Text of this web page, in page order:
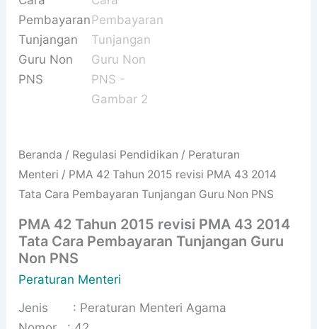
Beranda / Regulasi Pendidikan / Peraturan
Menteri / PMA 42 Tahun 2015 revisi PMA 43 2014
Tata Cara Pembayaran Tunjangan Guru Non PNS
PMA 42 Tahun 2015 revisi PMA 43 2014
Tata Cara Pembayaran Tunjangan Guru
Non PNS
Peraturan Menteri
Jenis : Peraturan Menteri Agama